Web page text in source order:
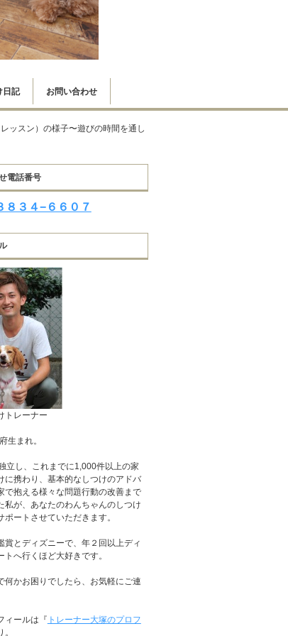
日記 お問い合わせ
ッスン）の様子〜遊びの時間を通し
電話番号
８３４−６６０７
トレーナー
生まれ。
立し、これまでに1,000件以上の家
に携わり、基本的なしつけのアドバ
で抱える様々な問題行動の改善まで
私が、あなたのわんちゃんのしつけ
ポートさせていただきます。
賞とディズニーで、年２回以上ディ
トへ行くほど大好きです。
何かお困りでしたら、お気軽にご連
ィールは『 トレーナー大塚のプロフ